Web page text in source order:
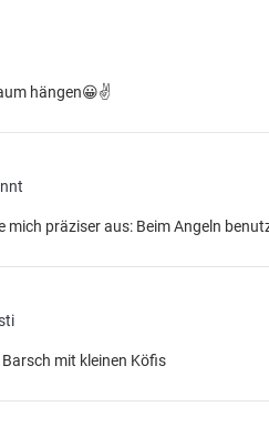
hängen😀✌
mich präziser aus: Beim Angeln
mit kleinen Köfis